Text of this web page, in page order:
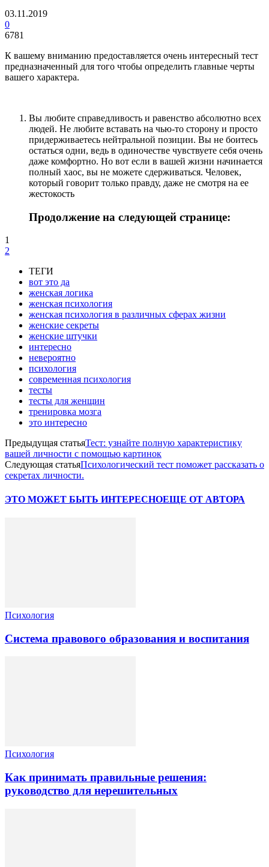
03.11.2019
0
6781
К вашему вниманию предоставляется очень интересный тест
предназначенный для того чтобы определить главные черты
вашего характера.
Вы любите справедливость и равенство абсолютно всех
людей. Не любите вставать на чью-то сторону и просто
придерживаетесь нейтральной позиции. Вы не боитесь
остаться одни, ведь в одиночестве чувствуете себя очень
даже комфортно. Но вот если в вашей жизни начинается
полный хаос, вы не можете сдерживаться. Человек,
который говорит только правду, даже не смотря на ее
жестокость
Продолжение на следующей странице:
1
2
ТЕГИ
вот это да
женская логика
женская психология
женская психология в различных сферах жизни
женские секреты
женские штучки
интересно
невероятно
психология
современная психология
тесты
тесты для женщин
тренировка мозга
это интересно
Предыдущая статьяТест: узнайте полную характеристику
вашей личности с помощью картинок
Следующая статьяПсихологический тест поможет рассказать о
секретах личности.
ЭТО МОЖЕТ БЫТЬ ИНТЕРЕСНОЕЩЕ ОТ АВТОРА
Психология
Система правового образования и воспитания
Психология
Как принимать правильные решения:
руководство для нерешительных